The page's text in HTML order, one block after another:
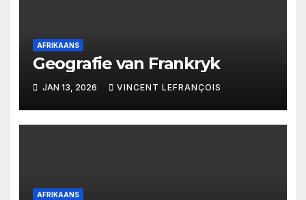
AFRIKAANS
Geografie van Frankryk
JAN 13, 2026 VINCENT LEFRANÇOIS
AFRIKAANS